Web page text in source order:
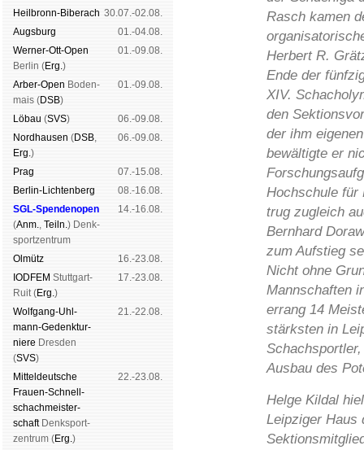
Heil­bronn-Bi­ber­ach 30.07.-02.08.
Augs­burg
01.-04.08.
Werner-Ott-Open
Ber­lin (Erg.)
01.-09.08.
Arber-Open Boden­
mais (DSB)
01.-09.08.
Lö­bau (SVS)
06.-09.08.
Nord­hau­sen (DSB,
Erg.)
06.-09.08.
Prag
07.-15.08.
Berlin-Lich­ten­berg
08.-16.08.
SGL-Spenden­open
(Anm., Teiln.) Denk­
sport­zen­trum
14.-16.08.
Ol­mütz
16.-23.08.
IODFEM Stutt­gart-
Ruit (Erg.)
17.-23.08.
Wolf­gang-Uhl­
mann-Ge­denk­tur­
niere Dres­den
(SVS)
21.-22.08.
Mit­tel­deu­tsche
Frauen-Schnell­
schach­meis­ter­
schaftDenk­sport­
zen­trum (Erg.)
22.-23.08.
Rasch kamen
Herbert R.
Ende der
XIV.
den
der ihm
bewältigte er
Hochschule für
trug zugleich
Bernhard
zum Aufstieg
Nicht ohne
Mannschaften
errang 14
stärksten in
Ausbau des
Helge Kildal
Leipziger Haus